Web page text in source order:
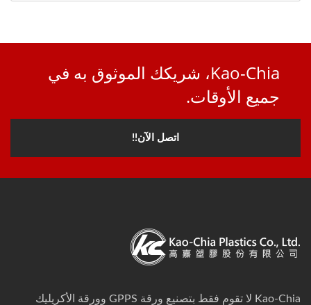
Kao-Chia، شريكك الموثوق به في
جميع الأوقات.
اتصل الآن!!
Kao-Chia لا تقوم فقط بتصنيع ورقة GPPS وورقة الأكريليك